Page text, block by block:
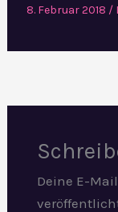
8. Februar 2018 /
Deine E-